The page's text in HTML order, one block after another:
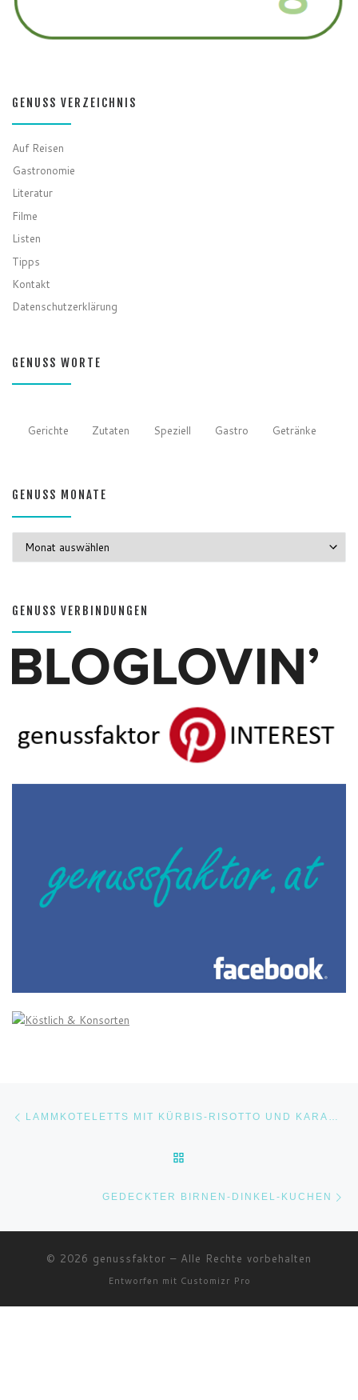
GENUSS VERZEICHNIS
Auf Reisen
Gastronomie
Literatur
Filme
Listen
Tipps
Kontakt
Datenschutzerklärung
GENUSS WORTE
Gerichte Zutaten Speziell Gastro Getränke
GENUSS MONATE
GENUSS VERBINDUNGEN
Beitragsnavigation LAMMKOTELETTS MIT KÜRBIS-RISOTTO UND KARAMELISIERTEM SPAGHETTIKÜRBIS
GEDECKTER BIRNEN-DINKEL-KUCHEN
© 2026 genussfaktor – Alle Rechte vorbehalten
Entworfen mit Customizr Pro